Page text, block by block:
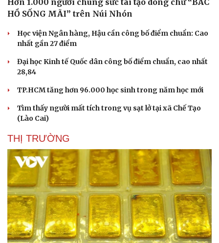
Doanh nghiệp
Thông tin doanh nghiệp
Doanh nhân
Công nghệ
Trải nghiệm
HỒ SỐNG MÃI” trên Núi Nhón
Học viện Ngân hàng, Hậu cần công bố điểm chuẩn: Cao
nhất gần 27 điểm
Đại học Kinh tế Quốc dân công bố điểm chuẩn, cao nhất
28,84
TP.HCM tăng hơn 96.000 học sinh trong năm học mới
Tìm thấy người mất tích trong vụ sạt lở tại xã Chế Tạo
(Lào Cai)
THỊ TRƯỜNG